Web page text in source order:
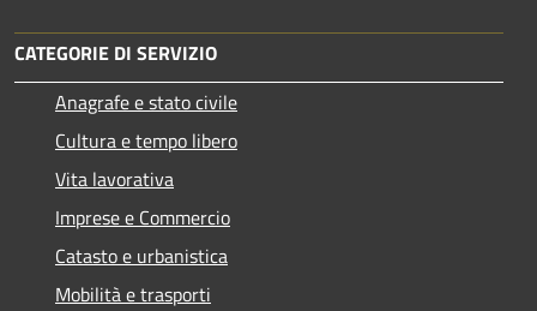
CATEGORIE DI SERVIZIO
Anagrafe e stato civile
Cultura e tempo libero
Vita lavorativa
Imprese e Commercio
Catasto e urbanistica
Mobilità e trasporti